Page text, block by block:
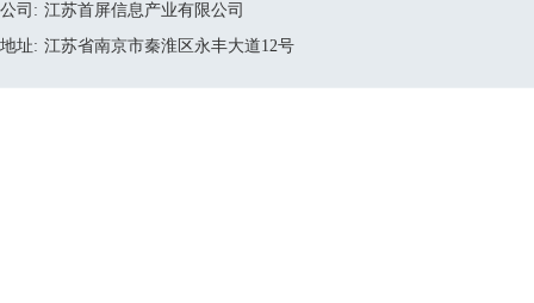
公司: 江苏首屏信息产业有限公司
地址: 江苏省南京市秦淮区永丰大道12号